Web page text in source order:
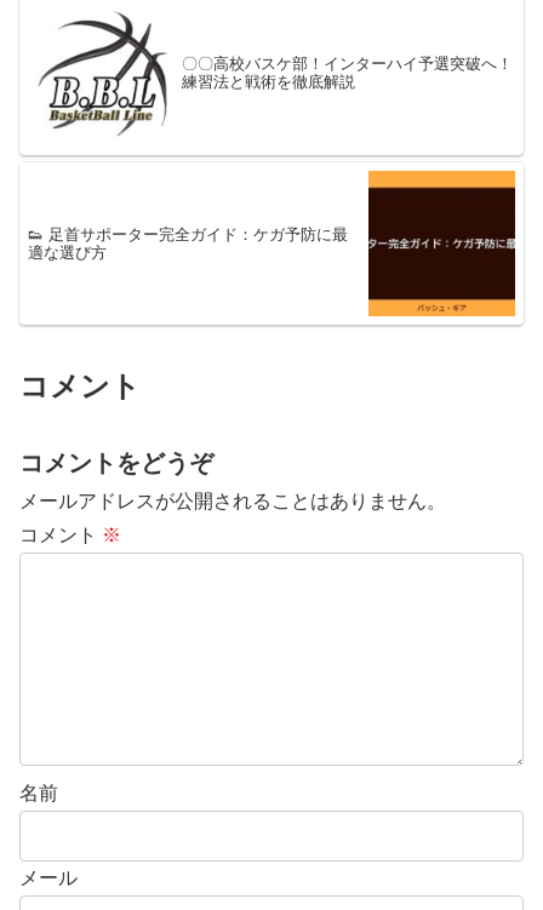
〇〇高校バスケ部！インターハイ予選突破へ！
練習法と戦術を徹底解説
👟 足首サポーター完全ガイド：ケガ予防に最
適な選び方
コメント
コメントをどうぞ
メールアドレスが公開されることはありません。
コメント ※
名前
メール